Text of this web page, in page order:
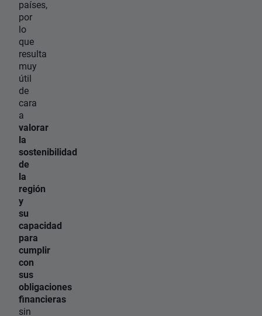
países,
por
lo
que
resulta
muy
útil
de
cara
a
valorar
la
sostenibilidad
de
la
región
y
su
capacidad
para
cumplir
con
sus
obligaciones
financieras
sin